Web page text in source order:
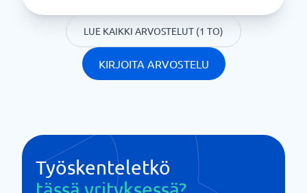
LUE KAIKKI ARVOSTELUT (1 TO)
KIRJOITA ARVOSTELU
Työskenteletkö